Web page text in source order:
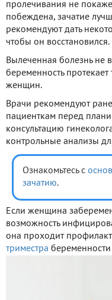
пролечивания не
побеждена, зачатие
рекомендуют дать
чтобы он восстановился.
Вылеченная болезнь не
беременность
женщин.
Врачи рекомендуют
пациенткам перед
консультацию
контрольные анализы
Ознакомьтесь с
зачатию.
Если женщина
возможность
она проходит
триместра